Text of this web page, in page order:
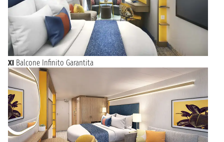
XI Balcone Infinito Garantita